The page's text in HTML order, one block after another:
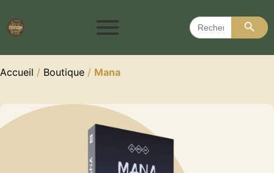
Search
for:
Search
Accueil / Boutique / Mana